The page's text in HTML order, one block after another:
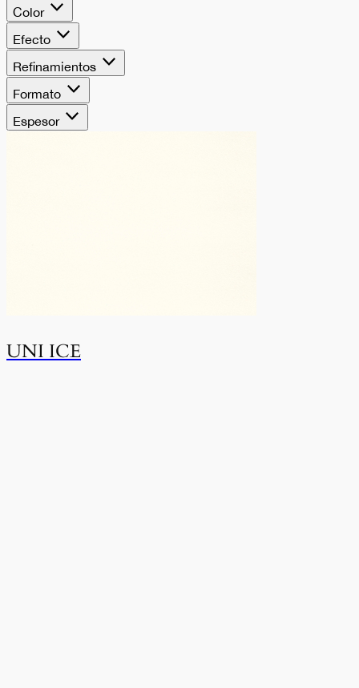
Color
Efecto
Refinamientos
Formato
Espesor
UNI ICE